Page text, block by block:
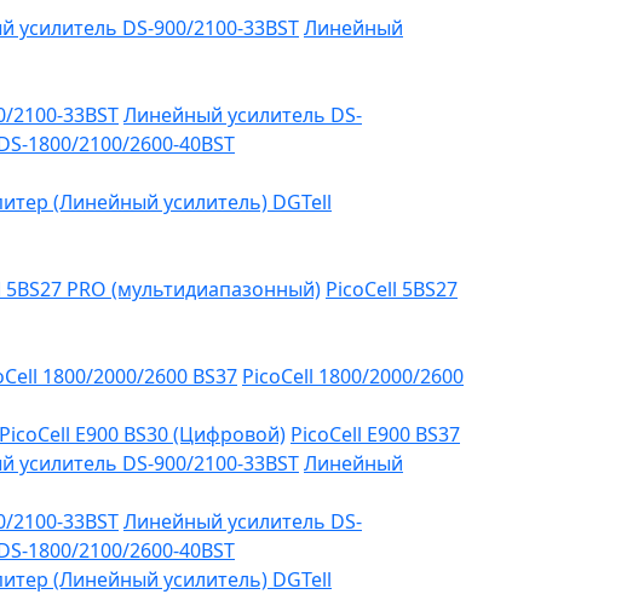
усилитель DS-900/2100-33BSTЛинейный
33BSTЛинейный усилитель DS-
1800/2100/2600-40BST
(Линейный усилитель) DGTell
5BS27 PRO (мультидиапазонный) PicoCell 5BS27
1800/2000/2600 BS37 PicoCell 1800/2000/2600
PicoCell E900 BS30 (Цифровой) PicoCell E900 BS37
усилитель DS-900/2100-33BSTЛинейный
33BSTЛинейный усилитель DS-
1800/2100/2600-40BST
(Линейный усилитель) DGTell